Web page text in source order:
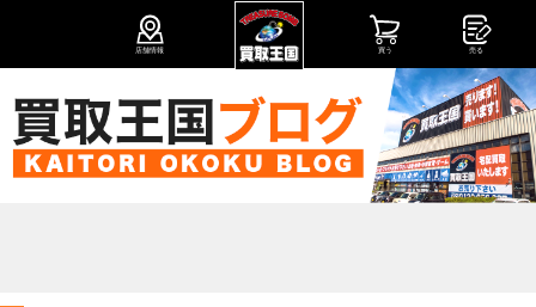
店舗情報 買う 売る